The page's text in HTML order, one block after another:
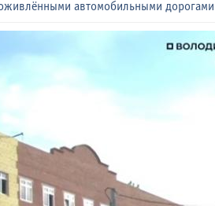
автомобильными дорогами